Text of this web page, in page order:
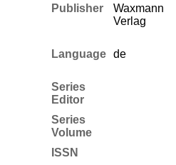
Publisher
Waxmann
Verlag
Language de
Series
Editor
Series
Volume
ISSN